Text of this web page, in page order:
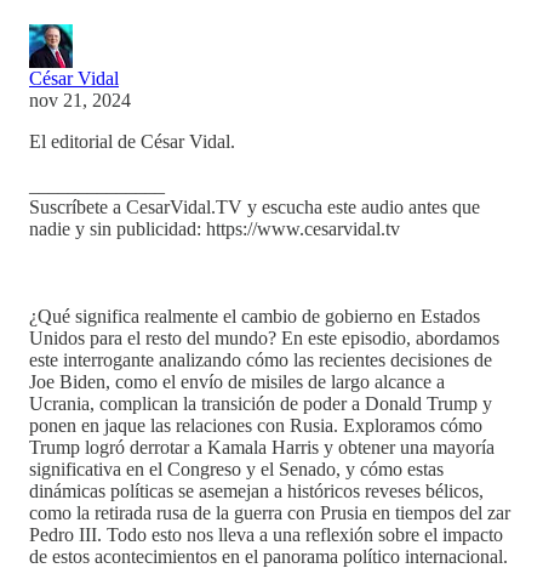
César Vidal
nov 21, 2024
El editorial de César Vidal.
Suscríbete a CesarVidal.TV y escucha este audio antes que
nadie y sin publicidad: https://www.cesarvidal.tv
¿Qué significa realmente el cambio de gobierno en Estados
Unidos para el resto del mundo? En este episodio, abordamos
este interrogante analizando cómo las recientes decisiones de
Joe Biden, como el envío de misiles de largo alcance a
Ucrania, complican la transición de poder a Donald Trump y
ponen en jaque las relaciones con Rusia. Exploramos cómo
Trump logró derrotar a Kamala Harris y obtener una mayoría
significativa en el Congreso y el Senado, y cómo estas
dinámicas políticas se asemejan a históricos reveses bélicos,
como la retirada rusa de la guerra con Prusia en tiempos del zar
Pedro III. Todo esto nos lleva a una reflexión sobre el impacto
de estos acontecimientos en el panorama político internacional.